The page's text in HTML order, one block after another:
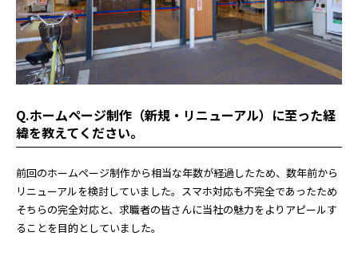
Q.ホームページ制作（新規・リニューアル）に至った経
緯を教えてください。
前回のホームページ制作から相当な年数が経過したため、数年前から
リニューアルを検討していました。スマホ対応も不完全であったため
そちらの完全対応と、求職者の皆さんに当社の魅力をよりアピールす
ることを目的としていました。